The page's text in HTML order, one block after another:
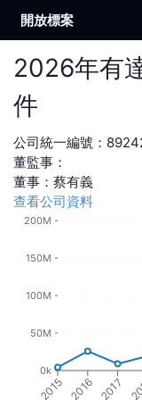
開放標案
2026年有
件
公司統一編號：
董監事：
董事 ： 蔡有義
查看公司資料
2015 2016 2017
0k
50M
100M
150M
200M